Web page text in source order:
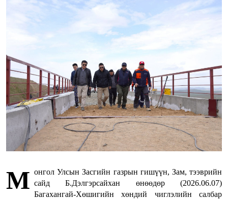
М онгол Улсын Засгийн газрын гишүүн, Зам, тээврийн
сайд Б.Дэлгэрсайхан өнөөдөр (2026.06.07)
Багахангай-Хөшигийн хөндий чиглэлийн салбар